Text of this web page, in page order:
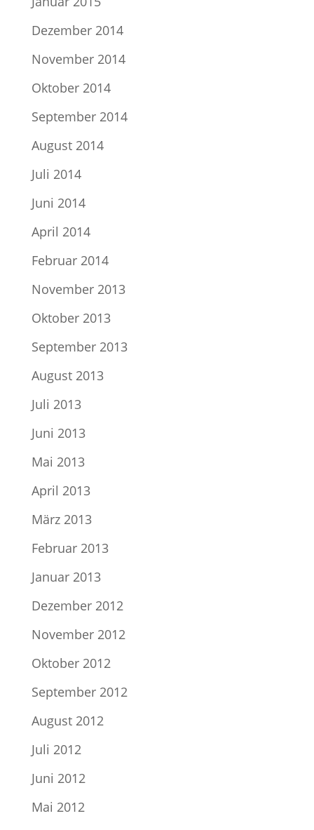
Dezember 2014
November 2014
Oktober 2014
September 2014
August 2014
Juli 2014
Juni 2014
April 2014
Februar 2014
November 2013
Oktober 2013
September 2013
August 2013
Juli 2013
Juni 2013
Mai 2013
April 2013
März 2013
Februar 2013
Januar 2013
Dezember 2012
November 2012
Oktober 2012
September 2012
August 2012
Juli 2012
Juni 2012
Mai 2012